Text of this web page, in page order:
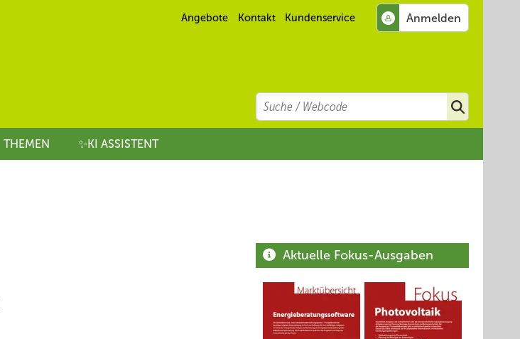
Angebote Kontakt Kundenservice
Search
Suchen
THEMEN ✨KI ASSISTENT
Aktuelle Fokus-Ausgaben